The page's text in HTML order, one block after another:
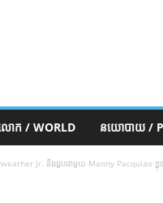
ោក / WORLD នយោបាយ /
Jr. នឹងជួបជាមួយ Manny Pacquiao ក្